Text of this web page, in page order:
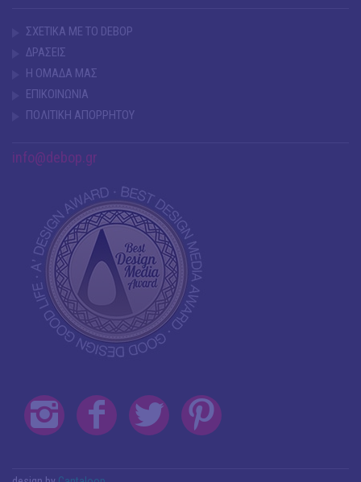
ΣΧΕΤΙΚΑ ΜΕ ΤΟ DEBOP
ΔΡΑΣΕΙΣ
Η ΟΜΑΔΑ ΜΑΣ
ΕΠΙΚΟΙΝΩΝΙΑ
ΠΟΛΙΤΙΚΗ ΑΠΟΡΡΗΤΟΥ
info@debop.gr